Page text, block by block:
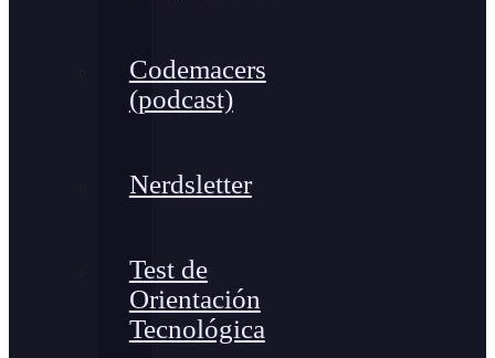
Codemacers
(podcast)
Nerdsletter
Test de
Orientación
Tecnológica